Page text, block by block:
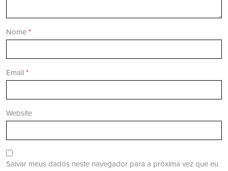
Nome *
Email *
Website
Salvar meus dados neste navegador para a próxima vez que eu